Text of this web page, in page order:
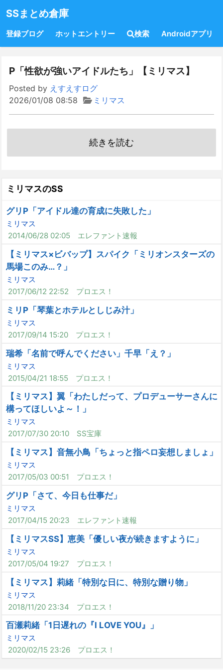
SSまとめ倉庫
登録ブログ ホットエントリー 検索 Androidアプリ
P「性欲が強いアイドルたち」【ミリマス】
Posted by えすえすログ
2026/01/08 08:58
ミリマス
続きを読む
ミリマスのSS
グリP「アイドル達の育成に失敗した」
ミリマス
2014/06/28 02:05
エレファント速報
【ミリマス×ビバップ】スパイク「ミリオンスターズの
馬場このみ…？」
ミリマス
2017/06/12 22:52
プロエス！
ミリP「琴葉とホテルとしじみ汁」
ミリマス
2017/09/14 15:20
プロエス！
瑞希「名前で呼んでください」千早「え？」
ミリマス
2015/04/21 18:55
プロエス！
【ミリマス】翼「わたしだって、プロデューサーさんに
構ってほしいよ～！」
ミリマス
2017/07/30 20:10
SS宝庫
【ミリマス】音無小鳥「ちょっと指ペロ妄想しましょ」
ミリマス
2017/05/03 00:51
プロエス！
グリP「さて、今日も仕事だ」
ミリマス
2017/04/15 20:23
エレファント速報
【ミリマスSS】恵美「優しい夜が続きますように」
ミリマス
2017/05/04 19:27
プロエス！
【ミリマス】莉緒「特別な日に、特別な贈り物」
ミリマス
2018/11/20 23:34
プロエス！
百瀬莉緒「1日遅れの『I LOVE YOU』」
ミリマス
2020/02/15 23:26
プロエス！